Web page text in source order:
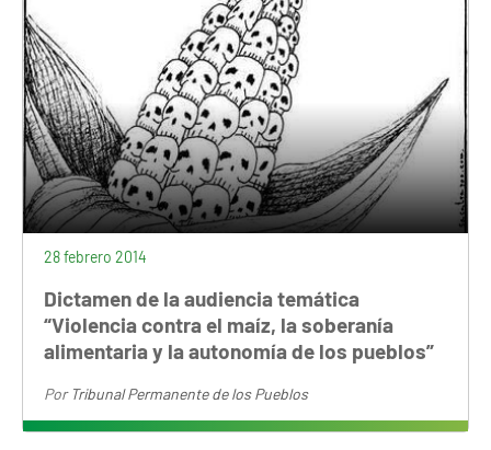
28 febrero 2014
Dictamen de la audiencia temática
“Violencia contra el maíz, la soberanía
alimentaria y la autonomía de los pueblos”
Por Tribunal Permanente de los Pueblos